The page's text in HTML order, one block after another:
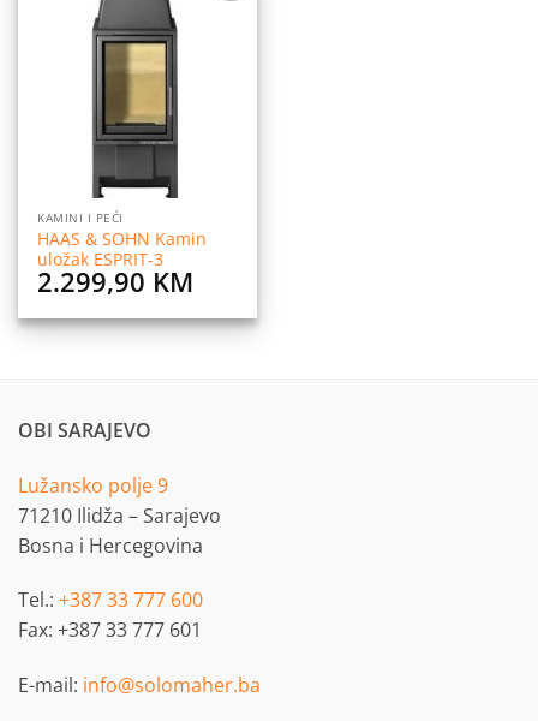
KAMINI I PEĆI
HAAS & SOHN Kamin
uložak ESPRIT-3
2.299,90 KM
OBI SARAJEVO
Lužansko polje 9
71210 Ilidža – Sarajevo
Bosna i Hercegovina
Tel.: +387 33 777 600
Fax: +387 33 777 601
E-mail: info@solomaher.ba